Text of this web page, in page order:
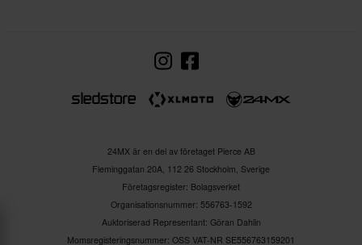
24MX är en del av företaget Pierce AB
Fleminggatan 20A, 112 26 Stockholm, Sverige
Företagsregister: Bolagsverket
Organisationsnummer: 556763-1592
Auktoriserad Representant: Göran Dahlin
Momsregisteringsnummer: OSS VAT-NR SE556763159201